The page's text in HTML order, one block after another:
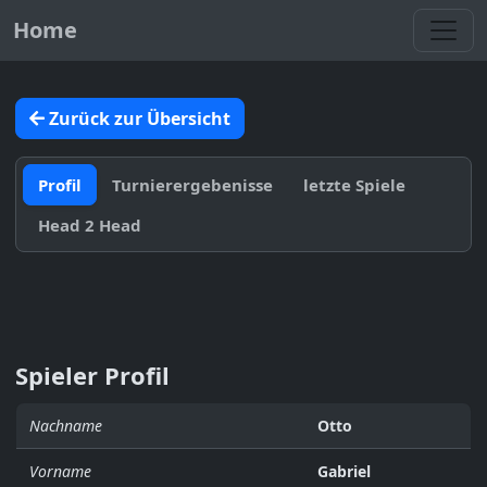
Home
Zurück zur Übersicht
Profil Turnierergebenisse
letzte Spiele
Head 2 Head
Spieler Profil
Nachname Otto
Vorname Gabriel